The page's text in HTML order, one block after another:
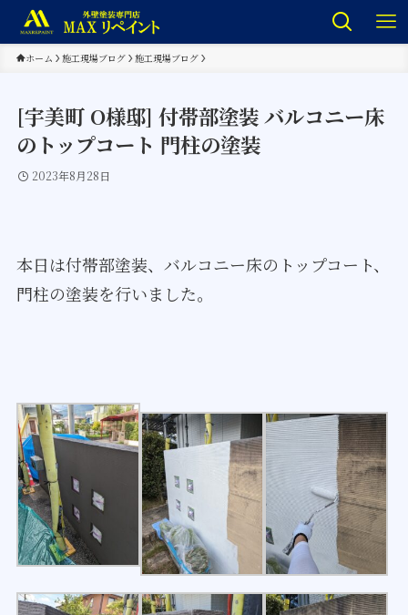
ホーム 施工現場ブログ 施工現場ブログ
[宇美町 O様邸] 付帯部塗装 バルコニー床
のトップコート 門柱の塗装
2023年8月28日
本日は付帯部塗装、バルコニー床のトップコート、
門柱の塗装を行いました。